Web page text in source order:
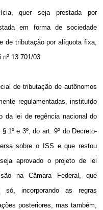
quer seja prestada por
em forma de sociedade
de tributação por alíquota fixa,
13.701/03.
de tributação de autônomos
regulamentadas, instituído
da lei de regência nacional do
1º e 3º, do art. 9º do Decreto-
sobre o ISS e que restou
aprovado o projeto de lei
na Câmara Federal, que
incorporando as regras
posteriores, mas também,